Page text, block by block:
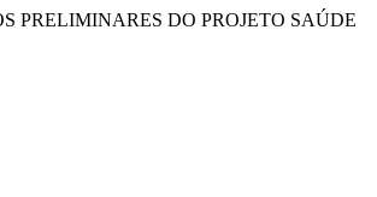
PRELIMINARES DO PROJETO SAÚDE